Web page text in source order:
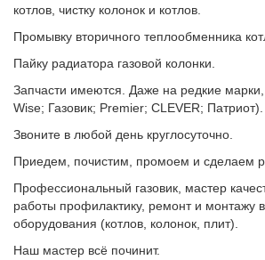
котлов, чистку колонок и котлов.
Промывку вторичного теплообменника
Пайку радиатора газовой колонки.
Запчасти имеются. Даже на редкие
Wise; Газовик; Premier; CLEVER; Патриот).
Звоните в любой день круглосуточно.
Приедем, почистим, промоем и сделаем
Профессиональный газовик, мастер
работы профилактику, ремонт и монтажу
оборудования (котлов, колонок, плит).
Наш мастер всё починит.